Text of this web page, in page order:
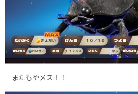
またもやメス！！